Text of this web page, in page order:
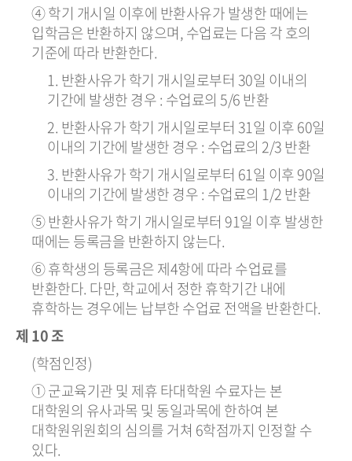
④ 학기 개시일 이후에 반환사유가 발생한 때에는
입학금은 반환하지 않으며, 수업료는 다음 각 호의
기준에 따라 반환한다.
1. 반환사유가 학기 개시일로부터 30일 이내의
기간에 발생한 경우 : 수업료의 5/6 반환
2. 반환사유가 학기 개시일로부터 31일 이후 60일
이내의 기간에 발생한 경우 : 수업료의 2/3 반환
3. 반환사유가 학기 개시일로부터 61일 이후 90일
이내의 기간에 발생한 경우 : 수업료의 1/2 반환
⑤ 반환사유가 학기 개시일로부터 91일 이후 발생한
때에는 등록금을 반환하지 않는다.
⑥ 휴학생의 등록금은 제4항에 따라 수업료를
반환한다. 다만, 학교에서 정한 휴학기간 내에
휴학하는 경우에는 납부한 수업료 전액을 반환한다.
제 10 조
(학점인정)
① 군교육기관 및 제휴 타대학원 수료자는 본
대학원의 유사과목 및 동일과목에 한하여 본
대학원위원회의 심의를 거쳐 6학점까지 인정할 수
있다.